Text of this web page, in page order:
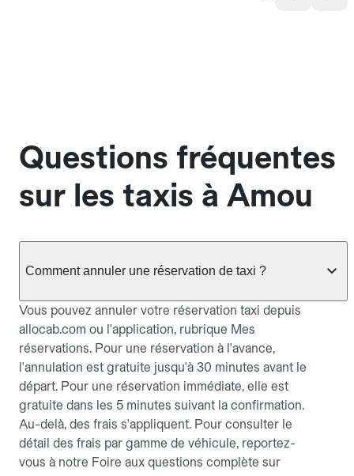
Questions fréquentes
sur les taxis à Amou
Comment annuler une réservation de taxi ?
Vous pouvez annuler votre réservation taxi depuis
allocab.com ou l'application, rubrique Mes
réservations. Pour une réservation à l'avance,
l'annulation est gratuite jusqu'à 30 minutes avant le
départ. Pour une réservation immédiate, elle est
gratuite dans les 5 minutes suivant la confirmation.
Au-delà, des frais s'appliquent. Pour consulter le
détail des frais par gamme de véhicule, reportez-
vous à notre Foire aux questions complète sur